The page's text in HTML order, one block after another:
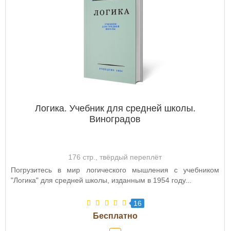
Логика. Учебник для средней школы.
Виноградов
176 стр., твёрдый переплёт
Погрузитесь в мир логического мышления с учебником
"Логика" для средней школы, изданным в 1954 году...
16